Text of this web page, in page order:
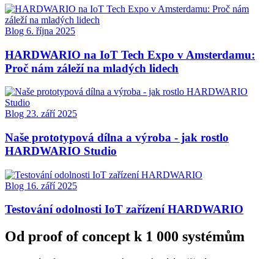
Blog 6. října 2025
HARDWARIO na IoT Tech Expo v Amsterdamu:
Proč nám záleží na mladých lidech
Blog 23. září 2025
Naše prototypová dílna a výroba - jak rostlo
HARDWARIO Studio
Blog 16. září 2025
Testování odolnosti IoT zařízení HARDWARIO
Od proof of concept k 1 000 systémům